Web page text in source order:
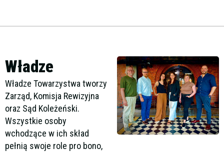
Władze
Władze Towarzystwa tworzy
Zarząd, Komisja Rewizyjna
oraz Sąd Koleżeński.
Wszystkie osoby
wchodzące w ich skład
pełnią swoje role pro bono,